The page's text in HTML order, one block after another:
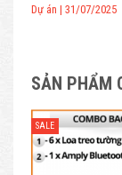
Dự án | 31/07/2025
SẢN PHẨM
SALE